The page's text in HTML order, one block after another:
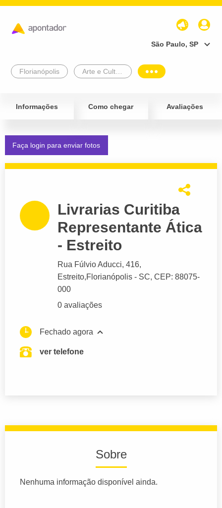
São Paulo, SP
Florianópolis
Informações Como chegar Avaliações
Faça login para enviar fotos
Livrarias Curitiba
Representante Ática
- Estreito
Rua Fúlvio Aducci, 416,
Estreito,Florianópolis - SC, CEP: 88075-
000
0 avaliações
Fechado agora
ver telefone
Sobre
Nenhuma informação disponível ainda.